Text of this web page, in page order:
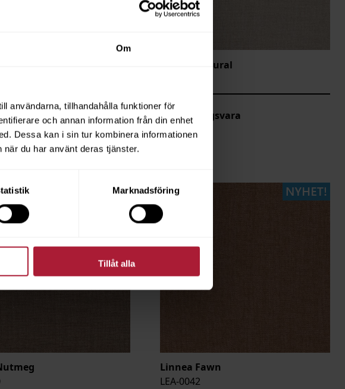
Om
användarna, tillhandahålla funktioner för
och annan information från din enhet
Dessa kan i sin tur kombinera informationen
du har använt deras tjänster.
Marknadsföring
Tillåt alla
Linnea Natural
Beställningsvara
Linnea Fawn
LEA-0042